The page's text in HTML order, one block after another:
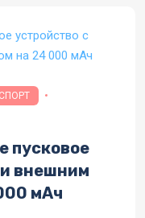
пусковое
внешним
мАч